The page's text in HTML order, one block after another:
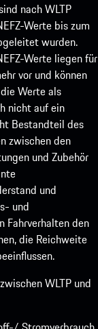
nach WLTP
Werte bis zum
wurden.
Werte liegen für
vor und können
Werte als
nicht auf ein
Bestandteil des
zwischen den
und Zubehör
und
und
Fahrverhalten den
die Reichweite
WLTP und